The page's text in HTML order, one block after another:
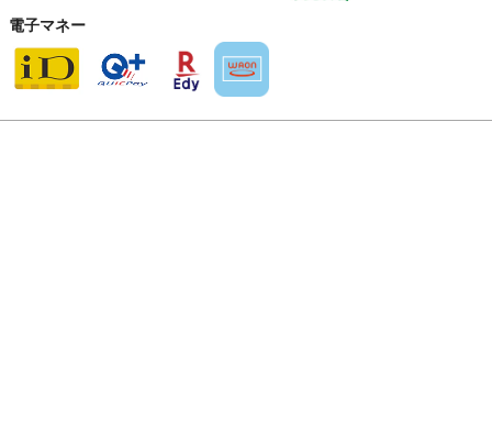
電子マネー